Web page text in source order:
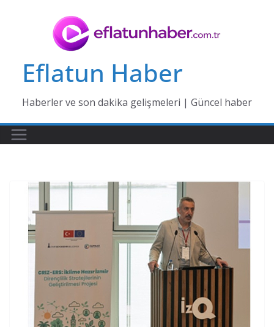
Eflatun Haber
Haberler ve son dakika gelişmeleri | Güncel haber